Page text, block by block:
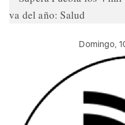
Domingo,